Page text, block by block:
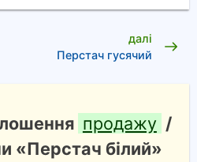
далі
Перстач гусячий
продажу /
«Перстач білий»